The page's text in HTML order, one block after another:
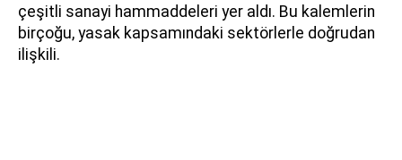
çeşitli sanayi hammaddeleri yer aldı. Bu kalemlerin
birçoğu, yasak kapsamındaki sektörlerle doğrudan
ilişkili.